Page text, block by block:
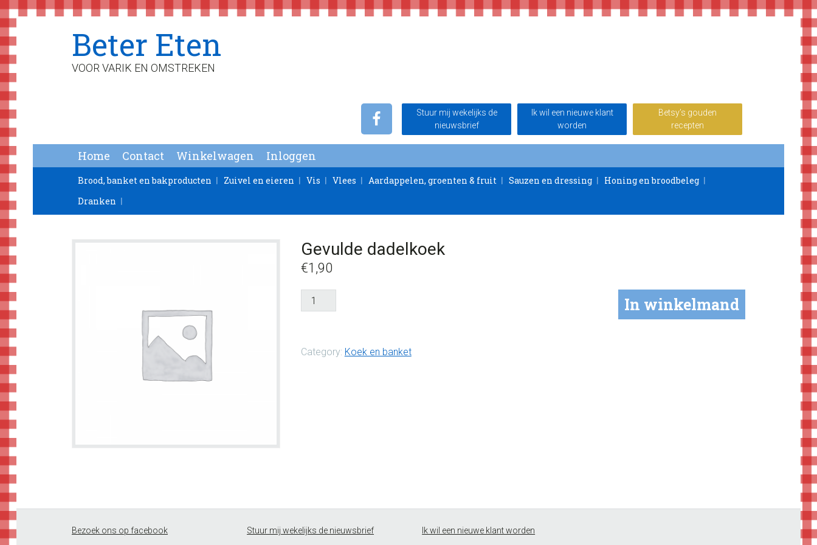
naar
de
hoofdnavigatie
naar
de
hoofd
inhoud
naar
de
voettekst
Beter Eten
VOOR VARIK EN OMSTREKEN
Betsy’s gouden
recepten
Ik wil een nieuwe klant
worden
Stuur mij wekelijks de
nieuwsbrief
Home Contact Winkelwagen Inloggen
Brood, banket en bakproducten Zuivel en eieren Vis Vlees Aardappelen, groenten & fruit Sauzen en dressing
Honing en broodbeleg
Dranken
Gevulde dadelkoek
€1,90
Gevulde
dadelkoek
In winkelmand
Category: Koek en banket
Footer Bezoek ons op facebook Stuur mij wekelijks de nieuwsbrief Ik wil een nieuwe klant worden